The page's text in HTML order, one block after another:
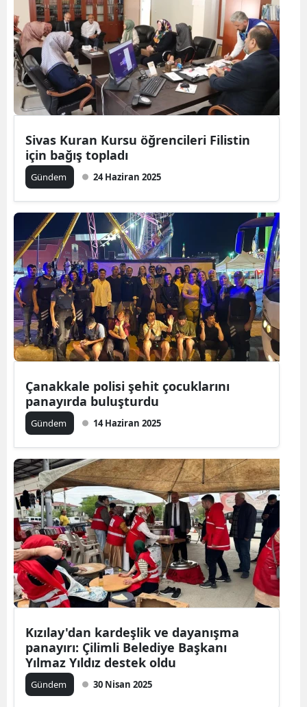
Sivas Kuran Kursu öğrencileri Filistin
için bağış topladı
Gündem 24 Haziran 2025
Çanakkale polisi şehit çocuklarını
panayırda buluşturdu
Gündem 14 Haziran 2025
Kızılay'dan kardeşlik ve dayanışma
panayırı: Çilimli Belediye Başkanı
Yılmaz Yıldız destek oldu
Gündem 30 Nisan 2025